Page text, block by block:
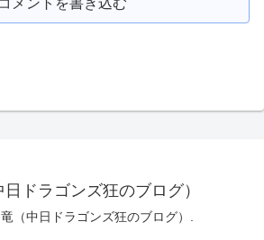
ドラゴンズ狂のブログ）
（中日ドラゴンズ狂のブログ）.